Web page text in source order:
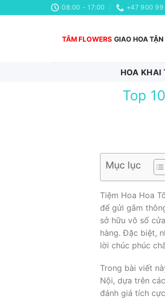
đến
08:00 - 17:00 +47 900
TÂM FLOWERS GIAO HOA TẬN
HOA KHAI
Top
Mục lục
Tiệm Hoa Hoa
để gửi gắm
sở hữu vô số
hàng. Đặc biệt,
lời chúc phúc
Trong bài viết
Nội, dựa trên
đánh giá tích